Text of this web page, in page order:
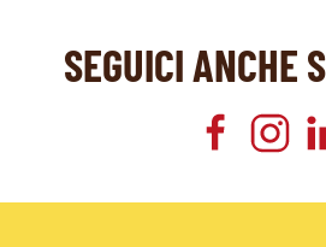
SEGUICI ANCHE